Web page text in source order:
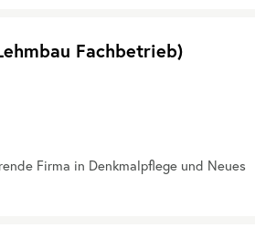
Fachbetrieb)
Firma in Denkmalpflege und Neues